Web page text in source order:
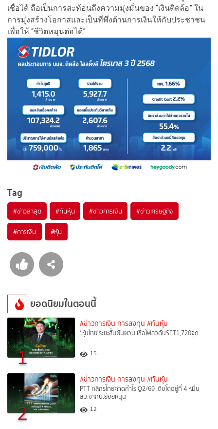
เชื่อได้ ถือเป็นการสะท้อนถึงความมุ่งมั่นของ “เงินติดล้อ” ใน
การมุ่งสร้างโอกาสและเป็นที่พึ่งด้านการเงินให้กับประชาชน
เพื่อให้ “ชีวิตหมุนต่อได้”
Tag
#ข่าวล่าสุด #ทันหุ้น #ข่าวการเงิน #ข่าวเศรษฐกิจ
#การเงิน #หุ้น
ยอดนิยมในตอนนี้
1
#ข่าวการเงิน การลงทุน #ทันหุ้น
‘หุ้นไทย’ระยะสั้นผันผวน เชื่อโฟลว์ดันSET1,720จุด
15
2
#ข่าวการเงิน การลงทุน #ทันหุ้น
PTT กสิกรไทยคาดกำไร Q2/69 เติบโตอยู่ที่ 4 หมื่น
ลบ.จากบ.ย่อยหนุน
12